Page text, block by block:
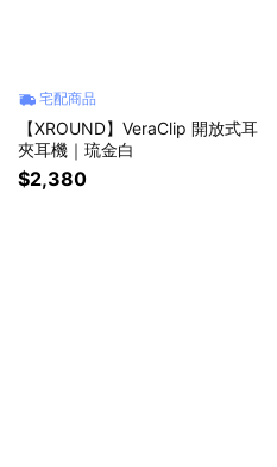
宅配商品
【XROUND】VeraClip 開放式耳
夾耳機｜琉金白
$2,380